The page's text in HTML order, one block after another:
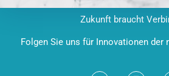
Zukunft braucht
Folgen Sie uns für Innovationen der